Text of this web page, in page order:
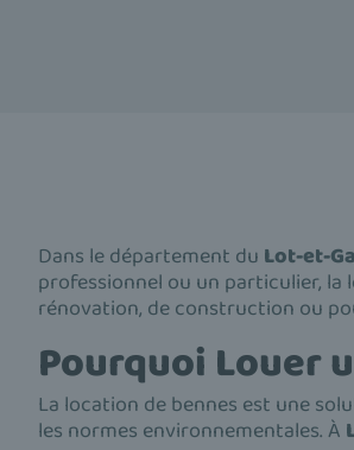
Dans le département du Lot-et-
professionnel ou un particulier,
rénovation, de construction ou
Pourquoi Louer
La location de bennes est une
les normes environnementales. À